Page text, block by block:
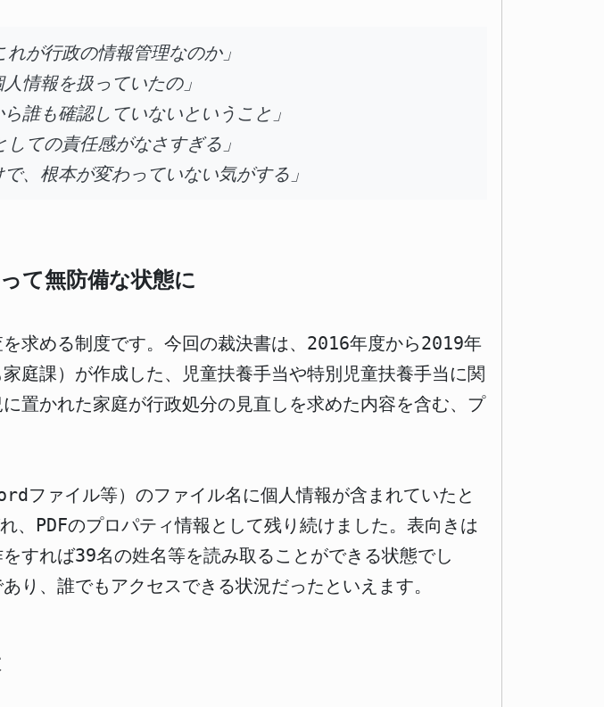
が行政の情報管理なのか」
情報を扱っていたの」
誰も確認していないということ」
ての責任感がなさすぎる」
、根本が変わっていない気がする」
て無防備な状態に
求める制度です。今回の裁決書は、2016年度から2019年
庭課）が作成した、児童扶養手当や特別児童扶養手当に関
置かれた家庭が行政処分の見直しを求めた内容を含む、プ
ファイル等）のファイル名に個人情報が含まれていたと
、PDFのプロパティ情報として残り続けました。表向きは
すれば39名の姓名等を読み取ることができる状態でし
り、誰でもアクセスできる状況だったといえます。